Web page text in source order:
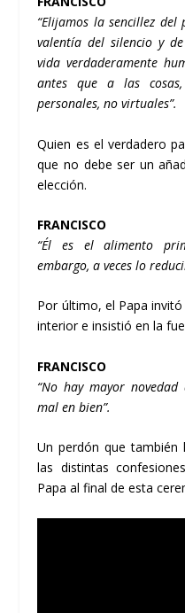
“Elijamos la sencillez
valentía del silencio y
vida verdaderamente
antes que a las
personales, no virtuales”.
Quien es el verdadero
que no debe ser un
elección.
FRANCISCO
“Él es el alimento
embargo, a veces lo
Por último, el Papa
interior e insistió en la
FRANCISCO
“No hay mayor
mal en bien”.
Un perdón que también
las distintas
Papa al final de esta